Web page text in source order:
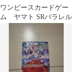
ワンピースカードゲー
ム ヤマト SRパラレル